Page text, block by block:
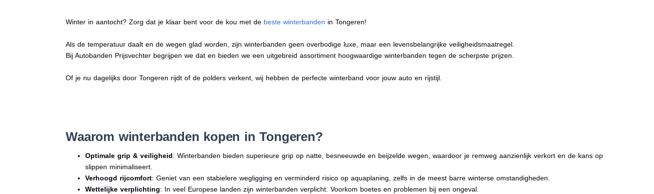
Winter in aantocht? Zorg dat je klaar bent voor de kou met de beste winterbanden in Tongeren!
Als de temperatuur daalt en de wegen glad worden, zijn winterbanden geen overbodige luxe, maar een levensbelangrijke veiligheidsmaatregel.
Bij Autobanden Prijsvechter begrijpen we dat en bieden we een uitgebreid assortiment hoogwaardige winterbanden tegen de scherpste prijzen.
Of je nu dagelijks door Tongeren rijdt of de polders verkent, wij hebben de perfecte winterband voor jouw auto en rijstijl.
Waarom winterbanden kopen in Tongeren?
Optimale grip & veiligheid: Winterbanden bieden superieure grip op natte, besneeuwde en beijzelde wegen, waardoor je remweg aanzienlijk verkort en de kans op
slippen minimaliseert.
Verhoogd rijcomfort: Geniet van een stabielere wegligging en verminderd risico op aquaplaning, zelfs in de meest barre winterse omstandigheden.
Wettelijke verplichting: In veel Europese landen zijn winterbanden verplicht. Voorkom boetes en problemen bij een ongeval.